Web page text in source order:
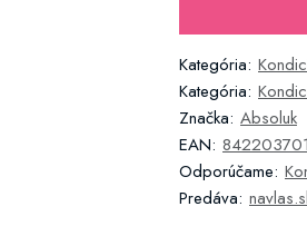
Kategória:
Kategória:
Značka: Absoluk
EAN:
Odporúčame:
Predáva: